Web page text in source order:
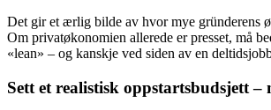
Det gir et ærlig bilde av hvor mye gründerens
Om privatøkonomien allerede er presset, må
«lean» – og kanskje ved siden av en
Sett et realistisk oppstartsbudsjett –